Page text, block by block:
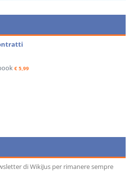
€ 5,99
di WikiJus per rimanere sempre